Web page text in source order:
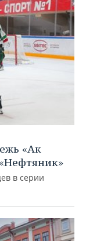
«Ак
в серии